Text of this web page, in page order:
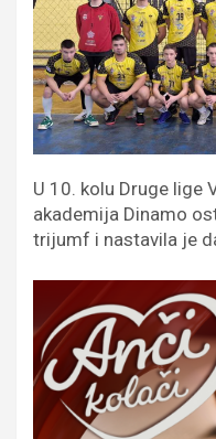
U 10. kolu Druge lige
akademija Dinamo
trijumf i nastavila je